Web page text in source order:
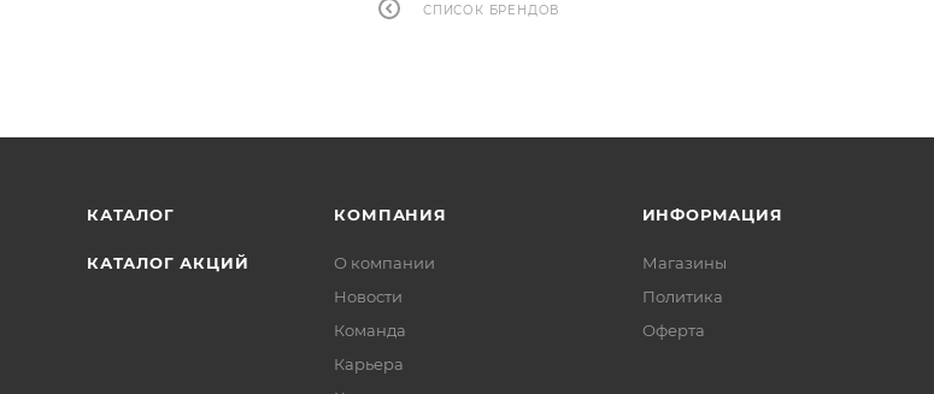
СПИСОК БРЕНДОВ
КАТАЛОГ
КАТАЛОГ АКЦИЙ
КОМПАНИЯ
О компании
Новости
Команда
Карьера
ИНФОРМАЦИЯ
Магазины
Политика
Офертa